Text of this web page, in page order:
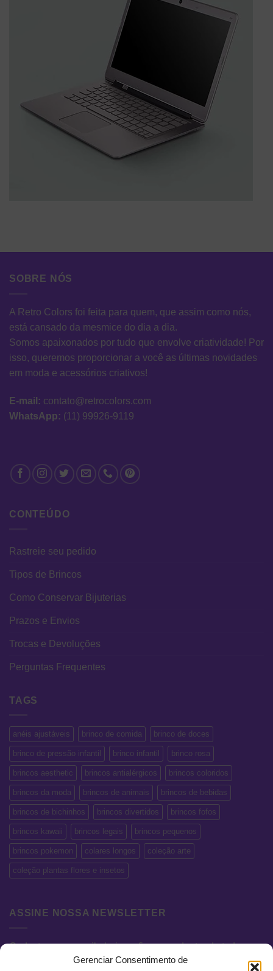
Gerenciar Consentimento de
SOBRE NÓS
A Retro Colors foi feita para quem, que assim como nós,
está cansado da mesmice do dia a dia.
Somos apaixonados por tudo que envolve criatividade! Por
isso, queremos proporcionar a você as últimas novidades
em moda e acessórios criativos!
E-mail: contato@retrocolors.com
WhatsApp: (11) 99926-9119
CONTEÚDO
Rastreie seu pedido
Tipos de Brincos
Como Conservar Bijuterias
Prazos e Envios
Trocas e Devoluções
Perguntas Frequentes
TAGS
anéis ajustáveis brinco de comida brinco de doces
brinco de pressão infantil brinco infantil brinco rosa
brincos aesthetic brincos antialérgicos brincos coloridos
brincos da moda brincos de animais brincos de bebidas
brincos de bichinhos brincos divertidos brincos fofos
brincos kawaii brincos legais brincos pequenos
brincos pokemon colares longos coleção arte
coleção plantas flores e insetos
ASSINE NOSSA NEWSLETTER
Cadastre seu e-mail abaixo e fique por dentro de todas as
novidades e promoções exclusivas.